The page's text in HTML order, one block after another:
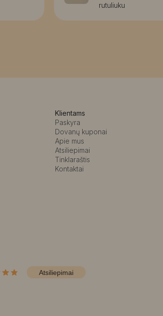
rutuliuku
Klientams
Paskyra
Dovanų kuponai
Apie mus
Atsiliepimai
Tinklaraštis
Kontaktai
Atsiliepimai